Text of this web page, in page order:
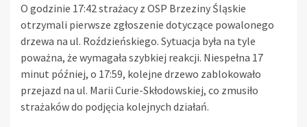
O godzinie 17:42 strażacy z OSP Brzeziny Śląskie
otrzymali pierwsze zgłoszenie dotyczące powalonego
drzewa na ul. Roździeńskiego. Sytuacja była na tyle
poważna, że wymagała szybkiej reakcji. Niespełna 17
minut później, o 17:59, kolejne drzewo zablokowało
przejazd na ul. Marii Curie-Skłodowskiej, co zmusiło
strażaków do podjęcia kolejnych działań.